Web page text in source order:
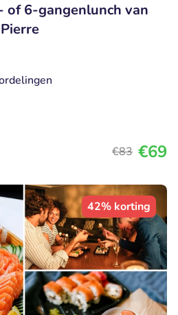
of 6-gangenlunch van
€83 €69
42% korting